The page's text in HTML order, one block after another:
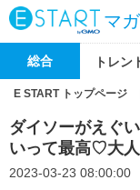
マ
総合 トレン
E START トップページ
ダイソーがえぐ
いって最高♡大
2023-03-23 08:00:00